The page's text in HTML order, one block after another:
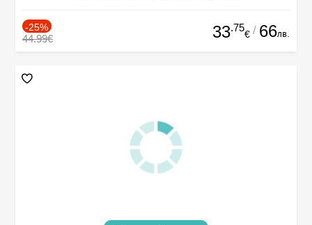
-25%
44.99€ 33.75
€ / 66лв.